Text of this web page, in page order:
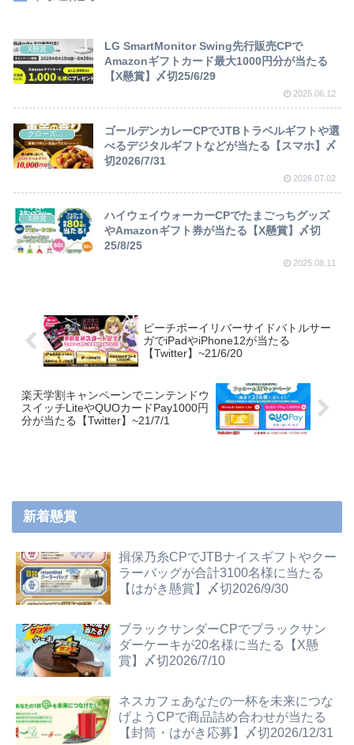
X懸賞
LG SmartMonitor Swing先行販売CPで
Amazonギフトカード最大1000円分が当たる
【X懸賞】〆切25/6/29
2025.06.12
クローズド懸賞
ゴールデンカレーCPでJTBトラベルギフトや選
べるデジタルギフトなどが当たる【スマホ】〆
切2026/7/31
2026.07.02
X懸賞
ハイウェイウォーカーCPでたまごっちグッズ
やAmazonギフト券が当たる【X懸賞】〆切
25/8/25
2025.08.11
ピーチボーイリバーサイドバトルサー
ガでiPadやiPhone12が当たる
【Twitter】~21/6/20
楽天学割キャンペーンでニンテンドウ
スイッチLiteやQUOカードPay1000円
分が当たる【Twitter】~21/7/1
新着懸賞
揖保乃糸CPでJTBナイスギフトやクー
ラーバッグが合計3100名様に当たる
【はがき懸賞】〆切2026/9/30
ブラックサンダーCPでブラックサン
ダーケーキが20名様に当たる【X懸
賞】〆切2026/7/10
ネスカフェあなたの一杯を未来につな
げようCPで商品詰め合わせが当たる
【封筒・はがき応募】〆切2026/12/31